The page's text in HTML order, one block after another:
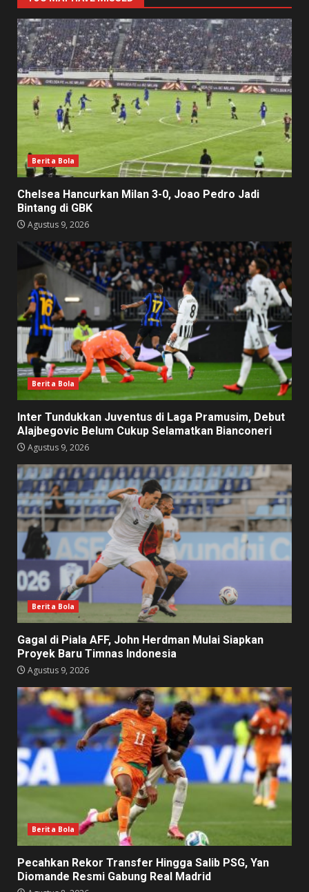
Berita Bola
Chelsea Hancurkan Milan 3-0, Joao Pedro Jadi
Bintang di GBK
Agustus 9, 2026
Berita Bola
Inter Tundukkan Juventus di Laga Pramusim, Debut
Alajbegovic Belum Cukup Selamatkan Bianconeri
Agustus 9, 2026
Berita Bola
Gagal di Piala AFF, John Herdman Mulai Siapkan
Proyek Baru Timnas Indonesia
Agustus 9, 2026
Berita Bola
Pecahkan Rekor Transfer Hingga Salib PSG, Yan
Diomande Resmi Gabung Real Madrid